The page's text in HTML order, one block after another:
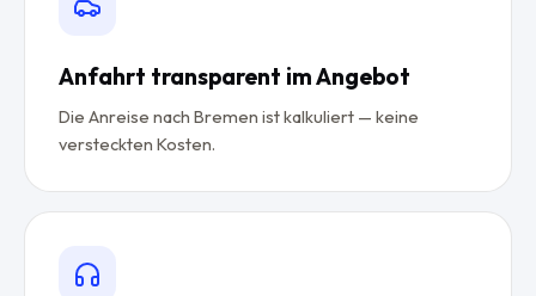
Anfahrt transparent im Angebot
Die Anreise nach Bremen ist kalkuliert — keine
versteckten Kosten.